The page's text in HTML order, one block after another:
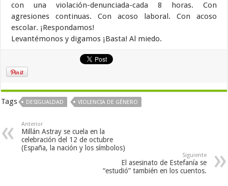
con una violación-denunciada-cada 8 horas. Con
agresiones continuas. Con acoso laboral. Con acoso
escolar. ¡Respondamos!
Levantémonos y digamos ¡Basta! Al miedo.
Tags DESIGUALDAD VIOLENCIA DE GÉNERO
Anterior
Millán Astray se cuela en la
celebración del 12 de octubre
(España, la nación y los símbolos)
Siguiente
El asesinato de Estefanía se
“estudió” también en los cuentos.